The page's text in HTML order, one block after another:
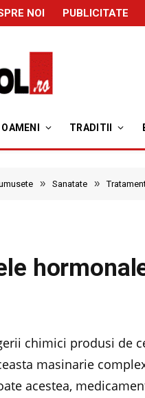
NOI PUBLICITATE
OAMENI TRADITII
» Sanatate »
chimici produsi de
masinarie
acestea,